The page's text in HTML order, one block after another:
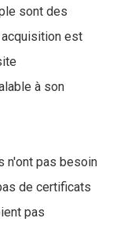
sont des
est
à son
n'ont pas besoin
de certificats
pas